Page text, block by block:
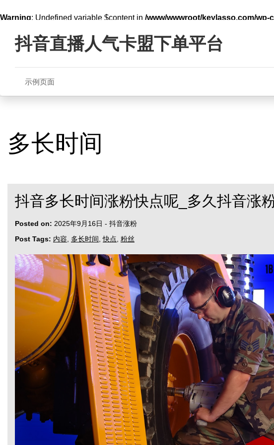
Warning: Undefined variable $content in /www/wwwroot/keylasso.com/wp-
content抖音直播人气卡盟下单平台
示例页面
多长时间
抖音多长时间涨粉快点呢_多久抖音涨
Posted on: 2025年9月16日 - 抖音涨粉
Post Tags: 内容 多长时间 ,快点 粉丝